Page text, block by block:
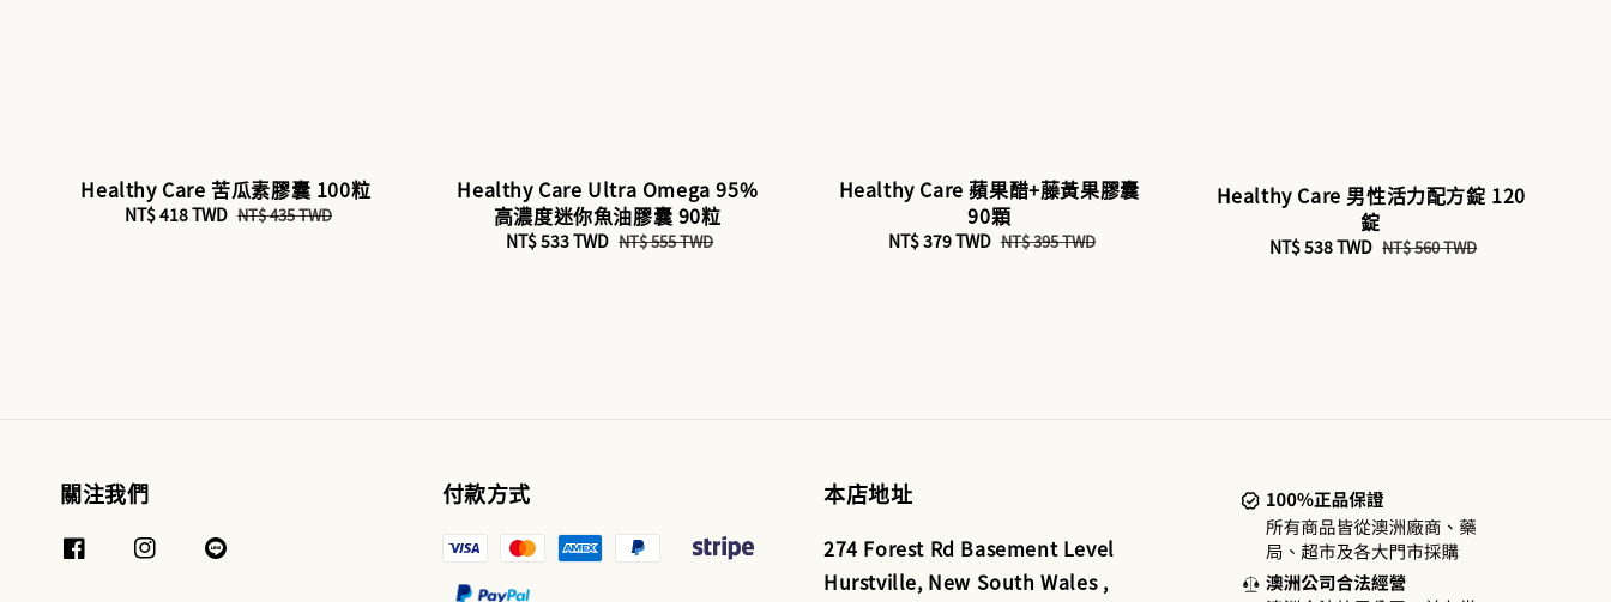
Healthy Care 苦瓜素膠囊 100粒
Sale
NT$ 418 TWD Regular
NT$ 435 TWD
Healthy Care Ultra Omega 95%
高濃度迷你魚油膠囊 90粒
Sale
NT$ 533 TWD Regular
NT$ 555 TWD
Healthy Care 蘋果醋+藤黃果膠囊
90顆
Sale
NT$ 379 TWD Regular
NT$ 395 TWD
Healthy Care 男性活力配方錠 120
錠
Sale
NT$ 538 TWD Regular
NT$ 560 TWD
關注我們 付款方式 本店地址
274 Forest Rd Basement Level
Hurstville, New South Wales ,